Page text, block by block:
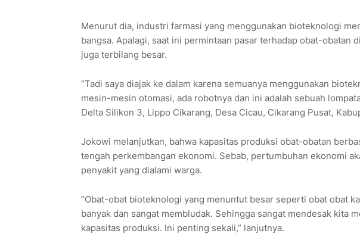
Menurut dia, industri farmasi yang menggunakan bioteknologi
bangsa. Apalagi, saat ini permintaan pasar terhadap obat-obatan
juga terbilang besar.
“Tadi saya diajak ke dalam karena semuanya menggunakan
mesin-mesin otomasi, ada robotnya dan ini adalah sebuah
Delta Silikon 3, Lippo Cikarang, Desa Cicau, Cikarang Pusat,
Jokowi melanjutkan, bahwa kapasitas produksi obat-obatan
tengah perkembangan ekonomi. Sebab, pertumbuhan ekonomi
penyakit yang dialami warga.
“Obat-obat bioteknologi yang menuntut besar seperti obat obat
banyak dan sangat membludak. Sehingga sangat mendesak kita
kapasitas produksi. Ini penting sekali,” lanjutnya.